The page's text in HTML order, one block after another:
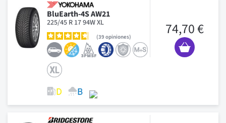
BluEarth-4S AW21
225/45 R 17 94W XL
39 opiniones 74,70 €